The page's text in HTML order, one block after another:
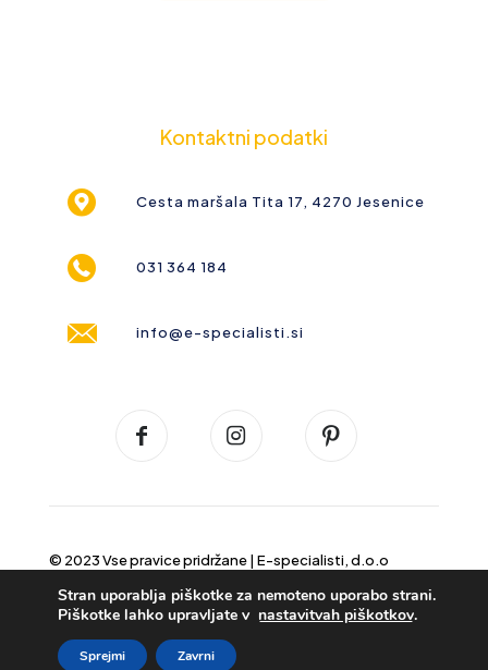
Kontaktni podatki
Cesta maršala Tita 17, 4270 Jesenice
031 364 184
info@e-specialisti.si
© 2023 Vse pravice pridržane | E-specialisti, d.o.o
Stran uporablja piškotke za nemoteno uporabo strani.
Piškotke lahko upravljate v nastavitvah piškotkov.
Sprejmi Zavrni